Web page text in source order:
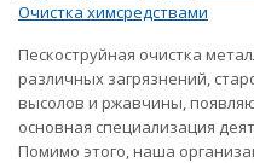
Очистка химсредствами
Пескоструйная очистка
различных загрязнений,
высолов и ржавчины,
основная специализация
Помимо этого, наша